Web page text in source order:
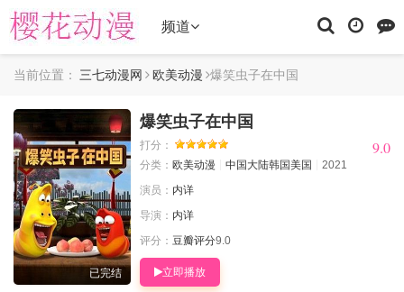
频道
当前位置： 三七动漫网 欧美动漫 爆笑虫子在中国
已完结
爆笑虫子在中国
打分： 9.0
分类： 欧美动漫 中国大陆韩国美国
2021
演员： 内详
导演： 内详
评分： 豆瓣评分9.0
立即播放